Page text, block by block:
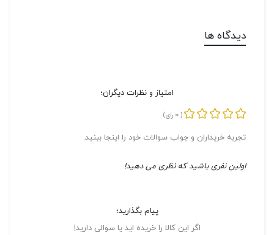
دیدگاه ها
امتیاز و نظرات دیگران؛
(
0 رای)
تجربه خریداران و جواب سوالات خود را اینجا ببنید.
اولین نفری باشید که نظری می دهید!
پیام بگذارید؛
اگر این کالا را خریده اید یا سوالی دارید!